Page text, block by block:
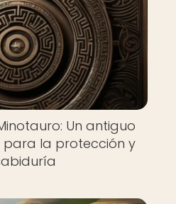
Un antiguo
la protección y